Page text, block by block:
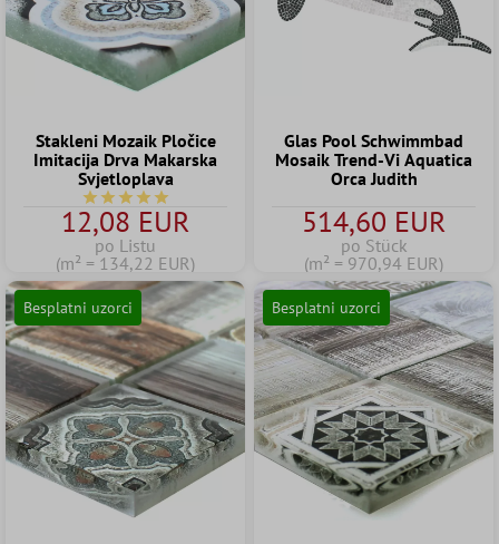
Stakleni Mozaik Pločice
Imitacija Drva Makarska
Svjetloplava
Prosječna ocjena 5 od 5 zvjezdica
12,08 EUR
po Listu
(m² = 134,22 EUR)
Glas Pool Schwimmbad
Mosaik Trend-Vi Aquatica
Orca Judith
514,60 EUR
po Stück
(m² = 970,94 EUR)
Besplatni uzorci Besplatni uzorci